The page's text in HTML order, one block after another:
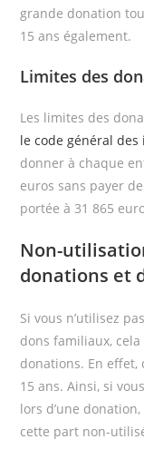
grande donation
15 ans également.
Limites des
Les limites des
le code général des
donner à chaque
euros sans payer
portée à 31 865
Non-
donations et
Si vous n’utilisez
dons familiaux, cela
donations. En effet,
15 ans. Ainsi, si
lors d’une
cette part non-